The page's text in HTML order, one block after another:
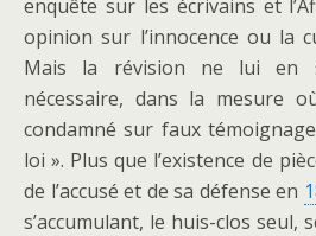
enquête sur les écrivains et
opinion sur l’innocence ou la
Mais la révision ne lui en
nécessaire, dans la mesure
condamné sur faux
loi ». Plus que l’existence de
de l’accusé et de sa défense en
s’accumulant, le huis-clos seul,